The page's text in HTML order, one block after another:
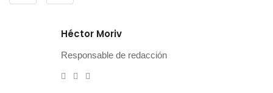
Héctor Moriv
Responsable de redacción
Twitter